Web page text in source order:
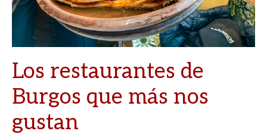
Los restaurantes de
Burgos que más nos
gustan